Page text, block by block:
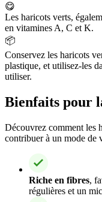
😋
Les haricots verts,
en vitamines A, C et K.
📦
Conservez les haricots
plastique, et utilisez-les
utiliser.
Bienfaits pour
Découvrez comment les
contribuer à un mode de
Riche en fibres,
régulières et un